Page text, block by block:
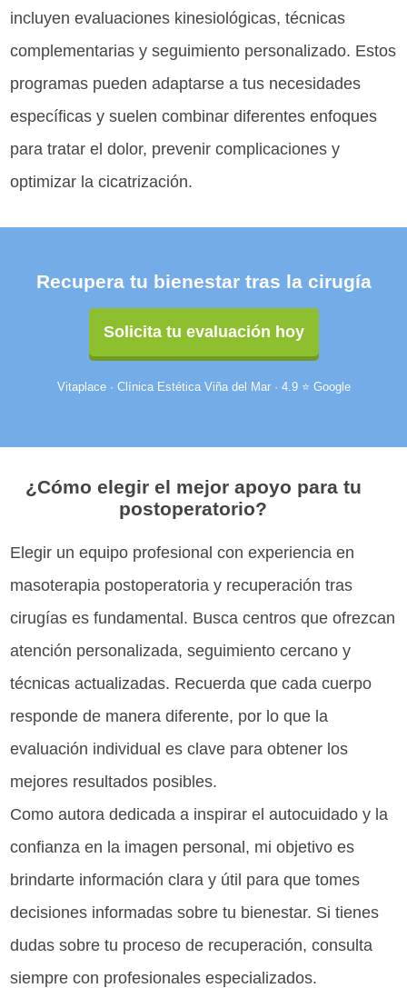
incluyen evaluaciones kinesiológicas, técnicas
complementarias y seguimiento personalizado. Estos
programas pueden adaptarse a tus necesidades
específicas y suelen combinar diferentes enfoques
para tratar el dolor, prevenir complicaciones y
optimizar la cicatrización.
Recupera tu bienestar tras la cirugía
Solicita tu evaluación hoy
Vitaplace · Clínica Estética Viña del Mar · 4.9 ⭐ Google
¿Cómo elegir el mejor apoyo para tu
postoperatorio?
Elegir un equipo profesional con experiencia en
masoterapia postoperatoria y recuperación tras
cirugías es fundamental. Busca centros que ofrezcan
atención personalizada, seguimiento cercano y
técnicas actualizadas. Recuerda que cada cuerpo
responde de manera diferente, por lo que la
evaluación individual es clave para obtener los
mejores resultados posibles.
Como autora dedicada a inspirar el autocuidado y la
confianza en la imagen personal, mi objetivo es
brindarte información clara y útil para que tomes
decisiones informadas sobre tu bienestar. Si tienes
dudas sobre tu proceso de recuperación, consulta
siempre con profesionales especializados.